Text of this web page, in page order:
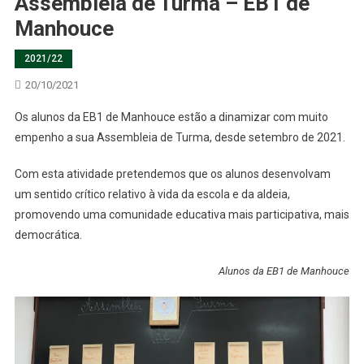
Manhouce
2021/22
20/10/2021
Os alunos da EB1 de Manhouce estão a dinamizar com muito
empenho a sua Assembleia de Turma, desde setembro de 2021.
Com esta atividade pretendemos que os alunos desenvolvam
um sentido crítico relativo à vida da escola e da aldeia,
promovendo uma comunidade educativa mais participativa, mais
democrática.
Alunos da EB1 de Manhouce